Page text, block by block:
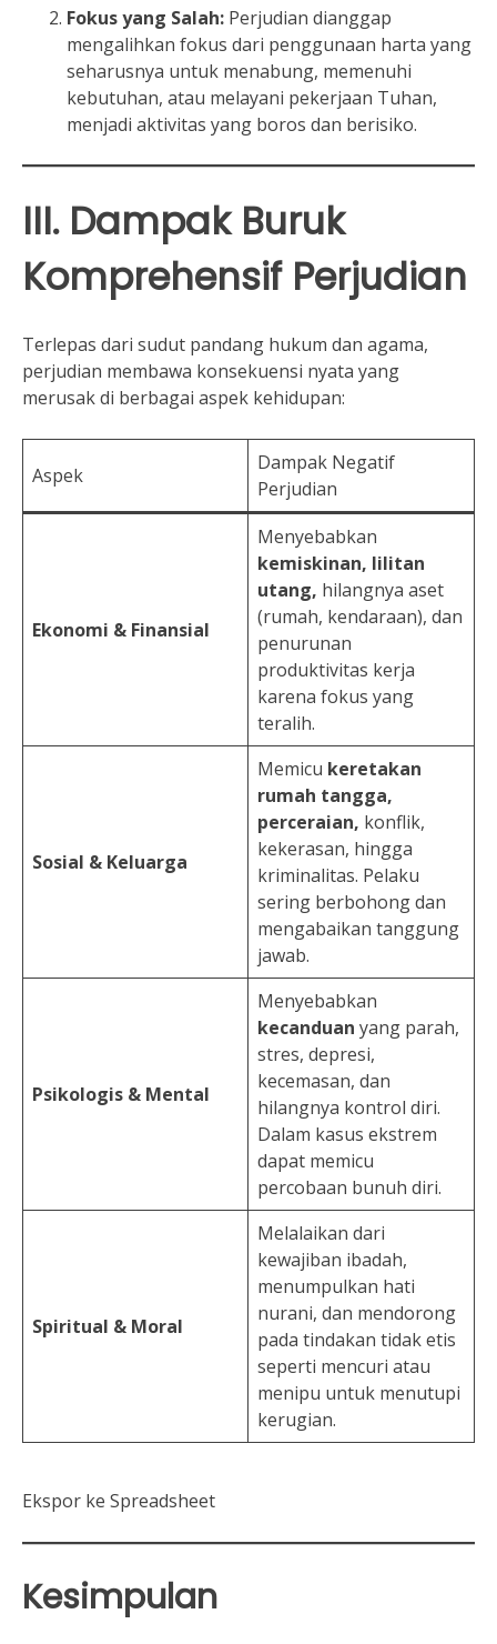
Fokus yang Salah: Perjudian dianggap
mengalihkan fokus dari penggunaan harta yang
seharusnya untuk menabung, memenuhi
kebutuhan, atau melayani pekerjaan Tuhan,
menjadi aktivitas yang boros dan berisiko.
III. Dampak Buruk
Komprehensif Perjudian
Terlepas dari sudut pandang hukum dan agama,
perjudian membawa konsekuensi nyata yang
merusak di berbagai aspek kehidupan:
Aspek
Dampak Negatif
Perjudian
Ekonomi & Finansial
Menyebabkan
kemiskinan, lilitan
utang, hilangnya aset
(rumah, kendaraan), dan
penurunan
produktivitas kerja
karena fokus yang
teralih.
Sosial & Keluarga
Memicu keretakan
rumah tangga,
perceraian, konflik,
kekerasan, hingga
kriminalitas. Pelaku
sering berbohong dan
mengabaikan tanggung
jawab.
Psikologis & Mental
Menyebabkan
kecanduan yang parah,
stres, depresi,
kecemasan, dan
hilangnya kontrol diri.
Dalam kasus ekstrem
dapat memicu
percobaan bunuh diri.
Spiritual & Moral
Melalaikan dari
kewajiban ibadah,
menumpulkan hati
nurani, dan mendorong
pada tindakan tidak etis
seperti mencuri atau
menipu untuk menutupi
kerugian.
Ekspor ke Spreadsheet
Kesimpulan